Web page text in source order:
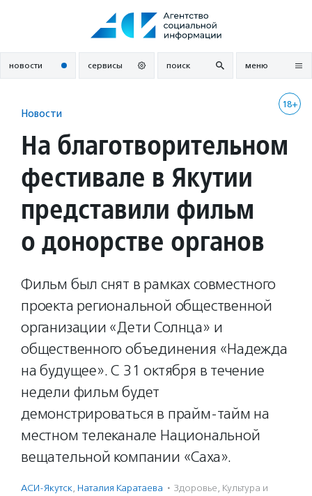
новости сервисы поиск меню
18+
Новости
На благотворительном
фестивале в Якутии
представили фильм
о донорстве органов
Фильм был снят в рамках совместного
проекта региональной общественной
организации «Дети Солнца» и
общественного объединения «Надежда
на будущее». С 31 октября в течение
недели фильм будет
демонстрироваться в прайм-тайм на
местном телеканале Национальной
вещательной компании «Саха».
АСИ-Якутск, Наталия Каратаева · Здоровье, Культура и